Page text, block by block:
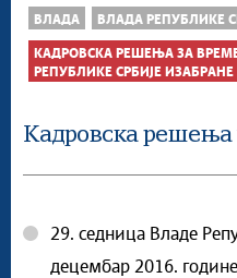
ВЛАДА ВЛАДА РЕПУБЛИКЕ
КАДРОВСКА РЕШЕЊА ЗА
РЕПУБЛИКЕ СРБИЈЕ
Кадровска решења
29. седница Владе
децембар 2016. године